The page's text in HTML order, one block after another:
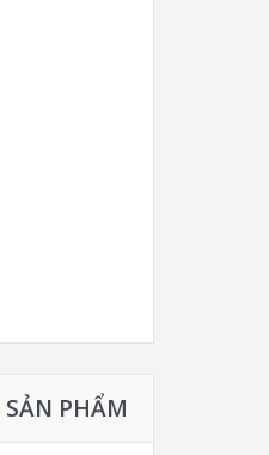
PHẨM